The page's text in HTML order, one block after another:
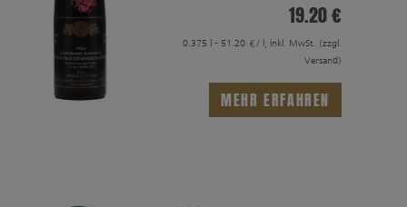
19.20 €
0.375 l - 51.20 €/ l, inkl. MwSt. (zzgl.
Versand)
MEHR ERFAHREN